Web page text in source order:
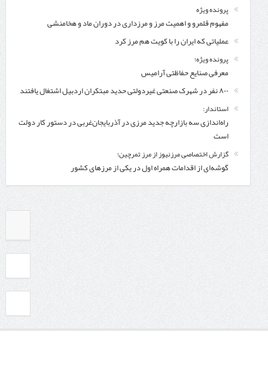
پرونده ویژه
مفهوم قلمرو و اهمیت مرز و مرزداری در دوران ماد و هخامنشی
عملیاتی که ایران را با کویت هم مرز کرد
پرونده ویژه؛
معرفی صنایع حفاظتی آرامیس
۸۰۰ نفر در شهرک صنعتی غیردولتی حدید مبتکران اردبیل اشتغال یافتند
استاندار:
راه‌اندازی سه بازارچه جدید مرزی در آذربایجان‌غربی در دستور کار دولت
است
گزارش اختصاصی مرزنیوز از مرز تمرچین؛
گوشه‌ای از اقدامات همراه اول در یکی از مرزهای کشور